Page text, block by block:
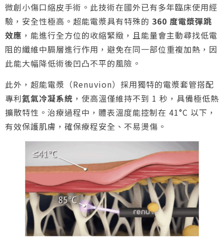
微創小傷口縮皮手術。此技術在國外已有多年臨床使用經
驗，安全性極高。超能電漿具有特殊的 360 度電漿彈跳
效應 ，能進行全方位的收縮緊緻，且能量會主動尋找低電
阻的纖維中膈層進行作用，避免在同一部位重複加熱，因
此能大幅降低術後凹凸不平的風險。
此外，超能電漿（Renuvion）採用獨特的電漿套管搭配
專利氦氣冷凝系統 ，使高溫僅維持不到 1 秒，具備極低熱
擴散特性。治療過程中，體表溫度能控制在 41°C 以下，
有效保護肌膚，確保療程安全、不易燙傷。